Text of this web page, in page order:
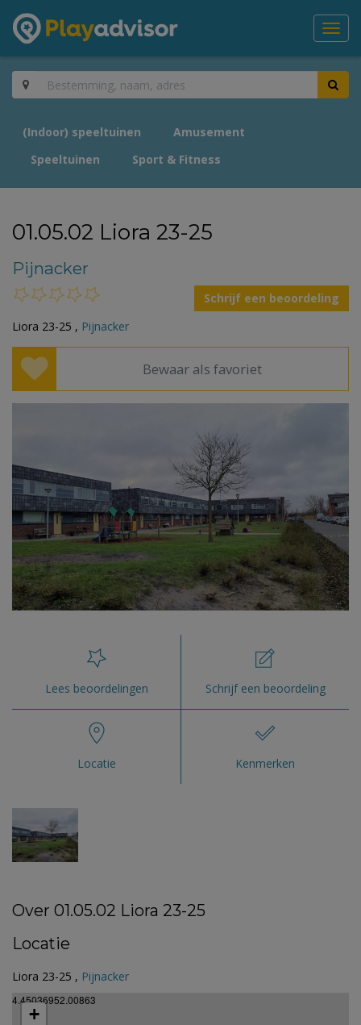
(Indoor) speeltuinen
Amusement
Speeltuinen
Sport & Fitness
01.05.02 Liora 23-25
Pijnacker
Schrijf een beoordeling
Liora 23-25 , Pijnacker
Bewaar als favoriet
Lees beoordelingen Schrijf een beoordeling
Locatie Kenmerken
Over 01.05.02 Liora 23-25
Locatie
Liora 23-25 , Pijnacker
4.45036952.00863
+